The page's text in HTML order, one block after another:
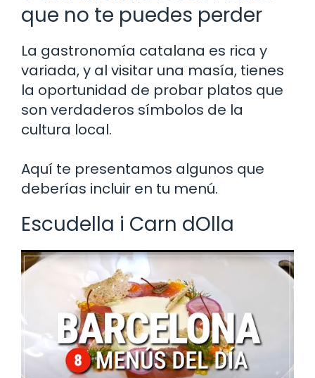
que no te puedes perder
La gastronomía catalana es rica y
variada, y al visitar una masía, tienes
la oportunidad de probar platos que
son verdaderos símbolos de la
cultura local.
Aquí te presentamos algunos que
deberías incluir en tu menú.
Escudella i Carn dOlla